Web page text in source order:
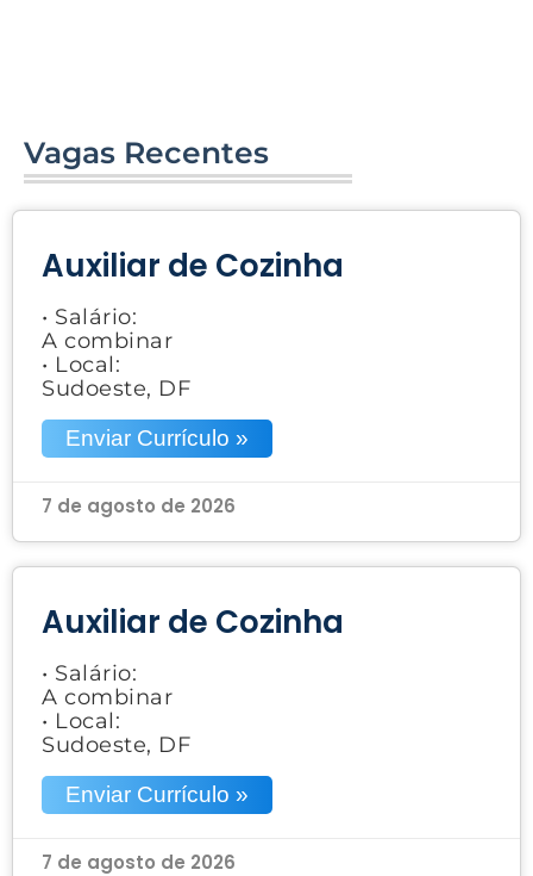
Vagas Recentes
Auxiliar de Cozinha
• Salário:
A combinar
• Local:
Sudoeste, DF
Enviar Currículo »
7 de agosto de 2026
Auxiliar de Cozinha
• Salário:
A combinar
• Local:
Sudoeste, DF
Enviar Currículo »
7 de agosto de 2026